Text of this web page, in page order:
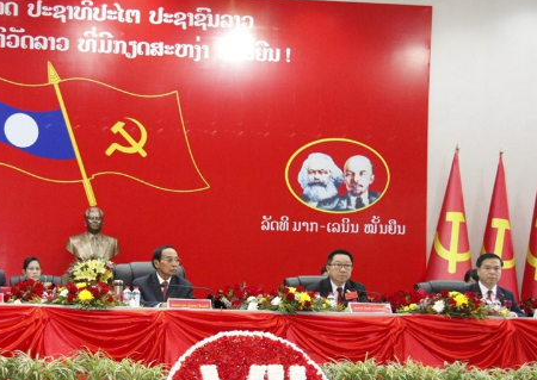
15.040(07-08-